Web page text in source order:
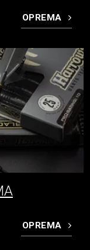
OPREMA
OPREMA